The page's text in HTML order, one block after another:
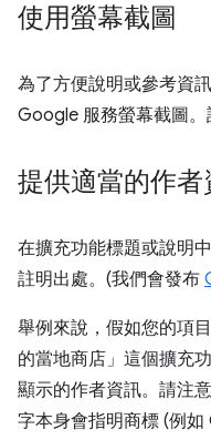
使用螢幕截圖
為了方便說明或參考資
Google 服務螢幕截圖。
提供適當的作者
在擴充功能標題或說明
註明出處。(我們會發布
舉例來說，假如您的項
的當地商店」這個擴充
顯示的作者資訊。請注
字本身會指明商標 (例